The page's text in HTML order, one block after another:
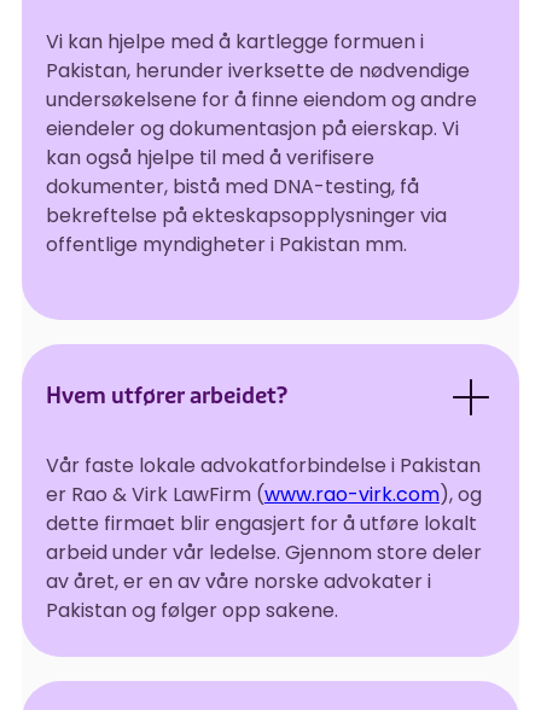
Vi kan hjelpe med å kartlegge formuen i
Pakistan, herunder iverksette de nødvendige
undersøkelsene for å finne eiendom og andre
eiendeler og dokumentasjon på eierskap. Vi
kan også hjelpe til med å verifisere
dokumenter, bistå med DNA-testing, få
bekreftelse på ekteskapsopplysninger via
offentlige myndigheter i Pakistan mm.
Hvem utfører arbeidet?
Vår faste lokale advokatforbindelse i Pakistan
er Rao & Virk LawFirm (www.rao-virk.com), og
dette firmaet blir engasjert for å utføre lokalt
arbeid under vår ledelse. Gjennom store deler
av året, er en av våre norske advokater i
Pakistan og følger opp sakene.